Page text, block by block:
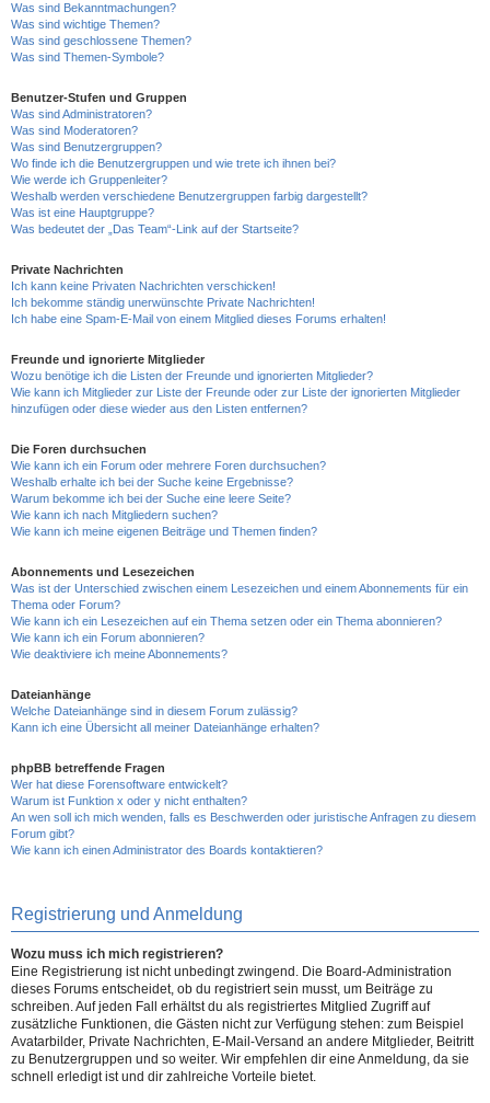
Was sind Bekanntmachungen?
Was sind wichtige Themen?
Was sind geschlossene Themen?
Was sind Themen-Symbole?
Benutzer-Stufen und Gruppen
Was sind Administratoren?
Was sind Moderatoren?
Was sind Benutzergruppen?
Wo finde ich die Benutzergruppen und wie trete ich ihnen bei?
Wie werde ich Gruppenleiter?
Weshalb werden verschiedene Benutzergruppen farbig dargestellt?
Was ist eine Hauptgruppe?
Was bedeutet der „Das Team“-Link auf der Startseite?
Private Nachrichten
Ich kann keine Privaten Nachrichten verschicken!
Ich bekomme ständig unerwünschte Private Nachrichten!
Ich habe eine Spam-E-Mail von einem Mitglied dieses Forums erhalten!
Freunde und ignorierte Mitglieder
Wozu benötige ich die Listen der Freunde und ignorierten Mitglieder?
Wie kann ich Mitglieder zur Liste der Freunde oder zur Liste der ignorierten Mitglieder
hinzufügen oder diese wieder aus den Listen entfernen?
Die Foren durchsuchen
Wie kann ich ein Forum oder mehrere Foren durchsuchen?
Weshalb erhalte ich bei der Suche keine Ergebnisse?
Warum bekomme ich bei der Suche eine leere Seite?
Wie kann ich nach Mitgliedern suchen?
Wie kann ich meine eigenen Beiträge und Themen finden?
Abonnements und Lesezeichen
Was ist der Unterschied zwischen einem Lesezeichen und einem Abonnements für ein
Thema oder Forum?
Wie kann ich ein Lesezeichen auf ein Thema setzen oder ein Thema abonnieren?
Wie kann ich ein Forum abonnieren?
Wie deaktiviere ich meine Abonnements?
Dateianhänge
Welche Dateianhänge sind in diesem Forum zulässig?
Kann ich eine Übersicht all meiner Dateianhänge erhalten?
phpBB betreffende Fragen
Wer hat diese Forensoftware entwickelt?
Warum ist Funktion x oder y nicht enthalten?
An wen soll ich mich wenden, falls es Beschwerden oder juristische Anfragen zu diesem
Forum gibt?
Wie kann ich einen Administrator des Boards kontaktieren?
Registrierung und Anmeldung
Wozu muss ich mich registrieren?
Eine Registrierung ist nicht unbedingt zwingend. Die Board-Administration
dieses Forums entscheidet, ob du registriert sein musst, um Beiträge zu
schreiben. Auf jeden Fall erhältst du als registriertes Mitglied Zugriff auf
zusätzliche Funktionen, die Gästen nicht zur Verfügung stehen: zum Beispiel
Avatarbilder, Private Nachrichten, E-Mail-Versand an andere Mitglieder, Beitritt
zu Benutzergruppen und so weiter. Wir empfehlen dir eine Anmeldung, da sie
schnell erledigt ist und dir zahlreiche Vorteile bietet.